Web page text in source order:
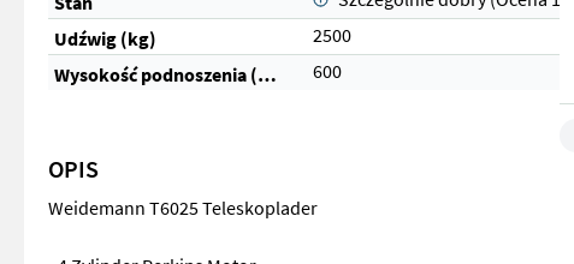
Udźwig (kg)
2500
Wysokość podnoszenia (cm)
600
OPIS
Weidemann T6025 Teleskoplader